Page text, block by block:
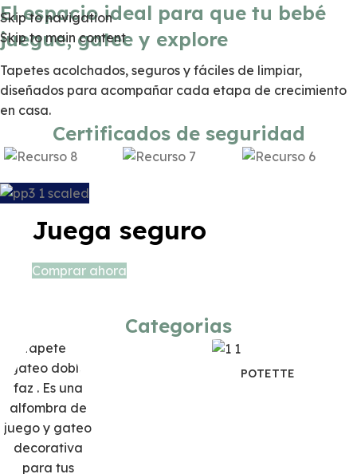
Skip to navigation
Skip to main content
El espacio ideal para que tu bebé
juegue, gatee y explore
Tapetes acolchados, seguros y fáciles de limpiar,
diseñados para acompañar cada etapa de crecimiento
en casa.
Certificados de seguridad
Juega seguro
Comprar ahora
Categorias
POTETTE